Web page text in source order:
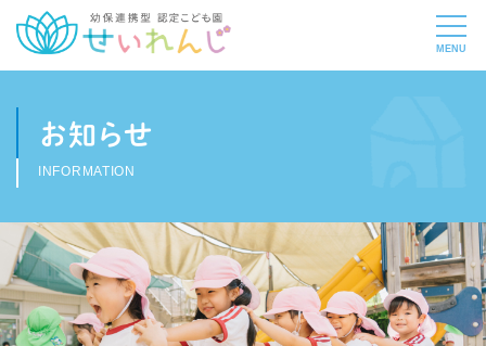
お知らせ
INFORMATION